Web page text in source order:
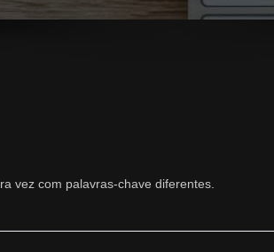
vez com palavras-chave diferentes.